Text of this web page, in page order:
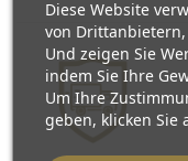
Diese Website
von
Und zeigen Sie
indem Sie Ihre
Um Ihre
geben, klicken Sie